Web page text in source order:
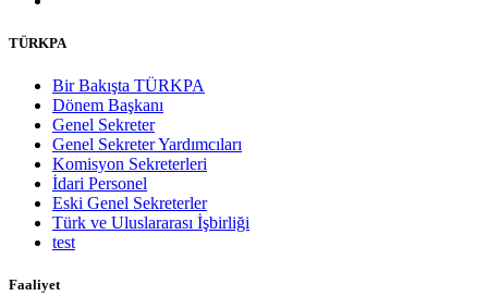
TÜRKPA
Bir Bakışta TÜRKPA
Dönem Başkanı
Genel Sekreter
Genel Sekreter Yardımcıları
Komisyon Sekreterleri
İdari Personel
Eski Genel Sekreterler
Türk ve Uluslararası İşbirliği
test
Faaliyet